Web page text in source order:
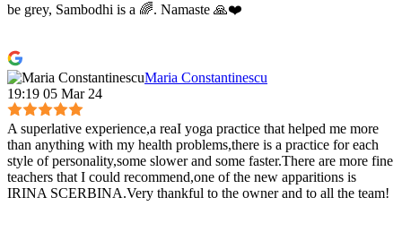
be grey, Sambodhi is a 🌈. Namaste 🙏❤️
Maria Constantinescu
19:19 05 Mar 24
A superlative experience,a reaI yoga practice that helped me more
than anything with my health problems,there is a practice for each
style of personality,some slower and some faster.There are more fine
teachers that I could recommend,one of the new apparitions is
IRINA SCERBINA.Very thankful to the owner and to all the team!